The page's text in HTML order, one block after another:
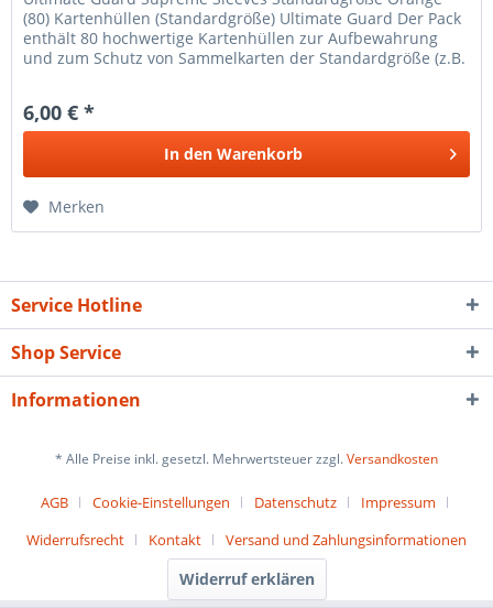
(80) Kartenhüllen (Standardgröße) Ultimate Guard Der Pack
enthält 80 hochwertige Kartenhüllen zur Aufbewahrung
und zum Schutz von Sammelkarten der Standardgröße (z.B.
6,00 € *
In den Warenkorb
Merken
Service Hotline
Shop Service
Informationen
* Alle Preise inkl. gesetzl. Mehrwertsteuer zzgl.Versandkosten
AGB Cookie-Einstellungen Datenschutz
Impressum
Widerrufsrecht
Kontakt Versand und Zahlungsinformationen
Widerruf erklären